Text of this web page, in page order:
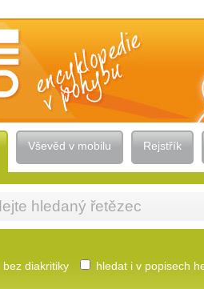
v pohybu
Vševěd v mobilu Rejstřík
bez diakritiky hledat i v popisech